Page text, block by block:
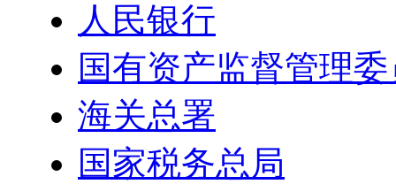
人民银行
国有资产监督管理
海关总署
国家税务总局